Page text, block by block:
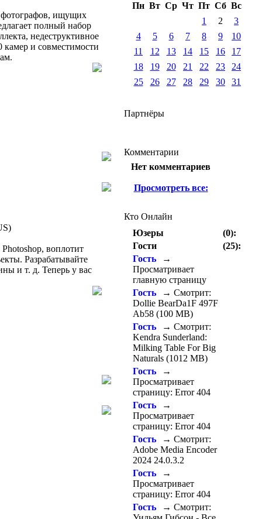
ищущих
полный набор
недеструктивное
камер и совместимости
воплотит
Разрабатывайте
и т. д. Теперь у вас
Пн Вт Ср Чт Пт Сб Вс
1
2
3
4
5 6 7 8 9
10
11
12 13 14 15 16
17
18
19 20 21 22 23
24
25
26 27 28 29 30 31
Партнёры
Комментарии
Нет комментариев
Просмотреть все:
Кто Онлайн
Юзеры
(0):
Гости
(25):
Гость
→
Просматривает
главную страницу
Гость
→ Смотрит:
Dollie BearDa1F 497F
Ab58 (100 MB)
Гость
→ Смотрит:
Kendra Sunderland:
Milking Table For Big
Naturals (1012 MB)
Гость
→
Просматривает
страницу: Error 404
Гость
→
Просматривает
страницу: Error 404
Гость
→ Смотрит:
Adobe Media Encoder
2024 24.0.3.2
Гость
→
Просматривает
страницу: Error 404
Гость
→ Смотрит: